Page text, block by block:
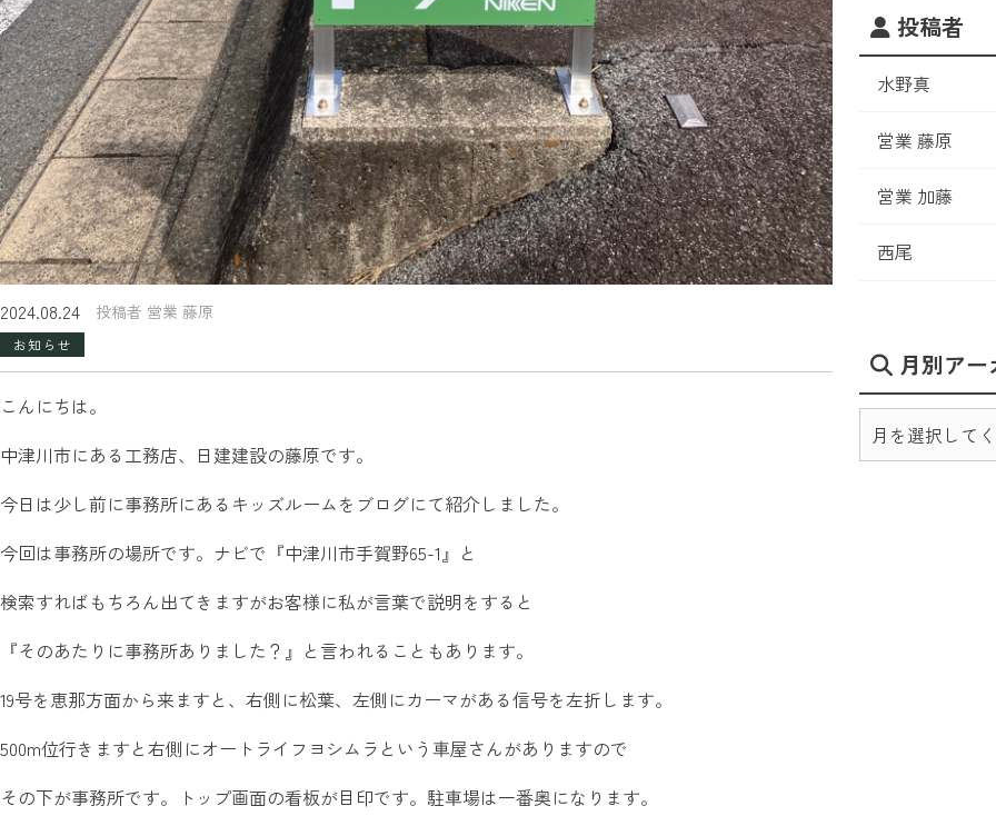
2024.08.24 投稿者 営業 藤原
お知らせ
こんにちは。
中津川市にある工務店、日建建設の藤原です。
今日は少し前に事務所にあるキッズルームをブログにて紹介しました。
今回は事務所の場所です。ナビで『中津川市手賀野65-1』と
検索すればもちろん出てきますがお客様に私が言葉で説明をすると
『そのあたりに事務所ありました？』と言われることもあります。
19号を恵那方面から来ますと、右側に松葉、左側にカーマがある信号を左折します。
500m位行きますと右側にオートライフヨシムラという車屋さんがありますので
その下が事務所です。トップ画面の看板が目印です。駐車場は一番奥になります。
投稿者
水野真
営業 藤原
営業 加藤
西尾
月別アー